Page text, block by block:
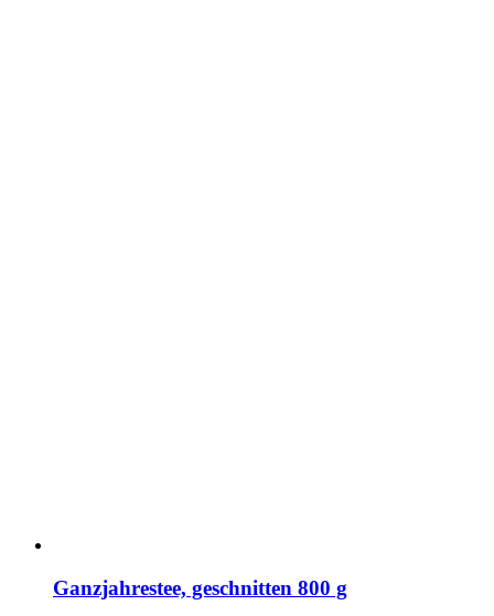
Ganzjahrestee, geschnitten 800 g